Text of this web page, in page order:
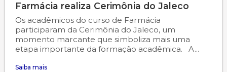
Farmácia realiza Cerimônia do Jaleco
Os acadêmicos do curso de Farmácia
participaram da Cerimônia do Jaleco, um
momento marcante que simboliza mais uma
etapa importante da formação acadêmica. A...
Saiba mais